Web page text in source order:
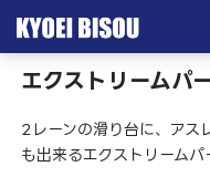
サービス
取引実績
エクストリームパ
2レーンの滑り台に、アス
も出来るエクストリームパ